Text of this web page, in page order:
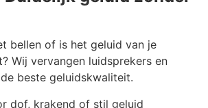
bellen of is het geluid van je
Wij vervangen luidsprekers en
beste geluidskwaliteit.
dof, krakend of stil geluid